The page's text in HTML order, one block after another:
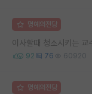
명예의전당
이사할때 청소시키는 교
92 76 60920
명예의전당